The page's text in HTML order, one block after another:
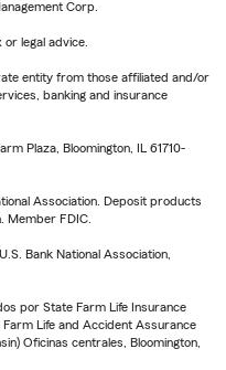
Corp.
legal advice.
entity from those affiliated and/or
banking and insurance
Plaza, Bloomington, IL 61710-
Association. Deposit products
Member FDIC.
Bank National Association,
por State Farm Life Insurance
Farm Life and Accident Assurance
Oficinas centrales, Bloomington,